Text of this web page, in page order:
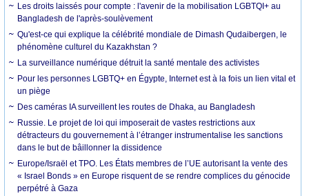
Les droits laissés pour compte : l'avenir de la mobilisation LGBTQI+ au
Bangladesh de l'après-soulèvement
Qu'est-ce qui explique la célébrité mondiale de Dimash Qudaibergen, le
phénomène culturel du Kazakhstan ?
La surveillance numérique détruit la santé mentale des activistes
Pour les personnes LGBTQ+ en Égypte, Internet est à la fois un lien vital et
un piège
Des caméras IA surveillent les routes de Dhaka, au Bangladesh
Russie. Le projet de loi qui imposerait de vastes restrictions aux
détracteurs du gouvernement à l’étranger instrumentalise les sanctions
dans le but de bâillonner la dissidence
Europe/Israël et TPO. Les États membres de l’UE autorisant la vente des
« Israel Bonds » en Europe risquent de se rendre complices du génocide
perpétré à Gaza